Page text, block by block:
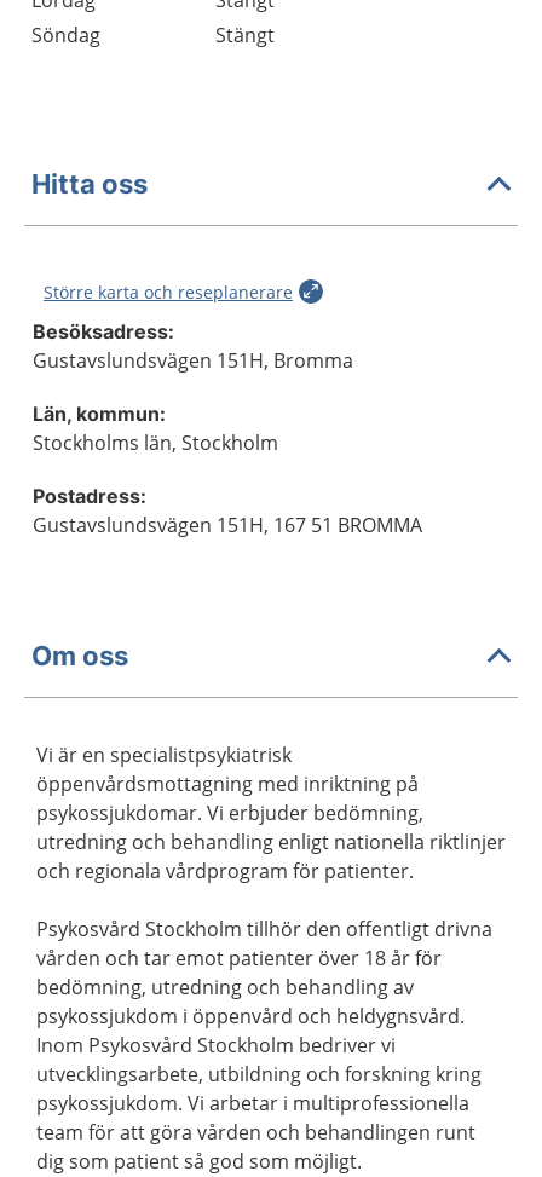
Söndag
Stängt
Hitta oss
Större karta och reseplanerare
Besöksadress:
Gustavslundsvägen 151H, Bromma
Län, kommun:
Stockholms län, Stockholm
Postadress:
Gustavslundsvägen 151H, 167 51 BROMMA
Om oss
Vi är en specialistpsykiatrisk
öppenvårdsmottagning med inriktning på
psykossjukdomar. Vi erbjuder bedömning,
utredning och behandling enligt nationella riktlinjer
och regionala vårdprogram för patienter.
Psykosvård Stockholm tillhör den offentligt drivna
vården och tar emot patienter över 18 år för
bedömning, utredning och behandling av
psykossjukdom i öppenvård och heldygnsvård.
Inom Psykosvård Stockholm bedriver vi
utvecklingsarbete, utbildning och forskning kring
psykossjukdom. Vi arbetar i multiprofessionella
team för att göra vården och behandlingen runt
dig som patient så god som möjligt.